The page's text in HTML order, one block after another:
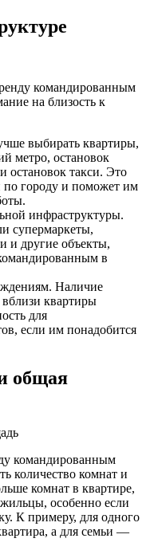
командированным
на близость к
выбирать квартиры,
метро, остановок
остановок такси. Это
по городу и поможет им
инфраструктуры.
супермаркеты,
и другие объекты,
в
Наличие
квартиры
для
если им понадобится
общая
командированным
количество комнат и
комнат в квартире,
жильцы, особенно если
К примеру, для одного
а для семьи —